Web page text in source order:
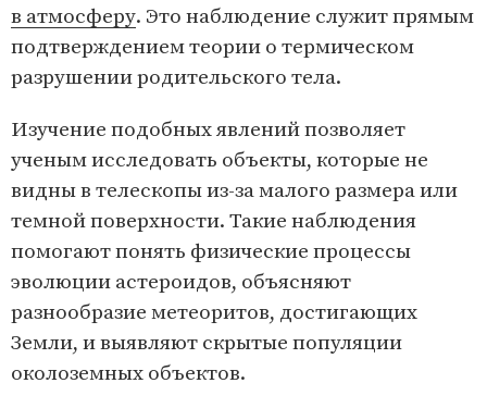
в атмосферу. Это наблюдение служит прямым
подтверждением теории о термическом
разрушении родительского тела.
Изучение подобных явлений позволяет
ученым исследовать объекты, которые не
видны в телескопы из-за малого размера или
темной поверхности. Такие наблюдения
помогают понять физические процессы
эволюции астероидов, объясняют
разнообразие метеоритов, достигающих
Земли, и выявляют скрытые популяции
околоземных объектов.